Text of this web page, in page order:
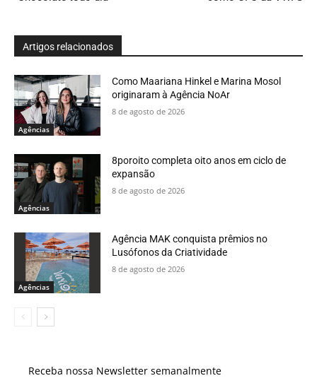
Artigos relacionados
Agências
Como Maariana Hinkel e Marina Mosol
originaram à Agência NoAr
8 de agosto de 2026
Agências
8poroito completa oito anos em ciclo de
expansão
8 de agosto de 2026
Agências
Agência MAK conquista prêmios no
Lusófonos da Criatividade
8 de agosto de 2026
Receba nossa Newsletter semanalmente